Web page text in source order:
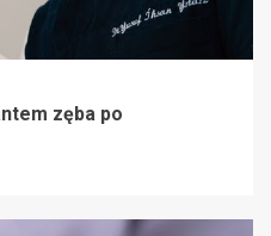
zęba po